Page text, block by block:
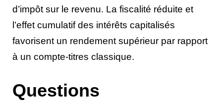
d’impôt sur le revenu. La fiscalité réduite et
l’effet cumulatif des intérêts capitalisés
favorisent un rendement supérieur par rapport
à un compte-titres classique.
Questions